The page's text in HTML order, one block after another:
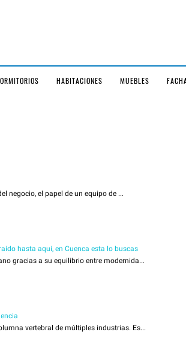
HABITACIONES MUEBLES
negocio, el papel de un equipo de ...
hasta aquí, en Cuenca esta lo buscas
gracias a su equilibrio entre modernida...
vertebral de múltiples industrias. Es...